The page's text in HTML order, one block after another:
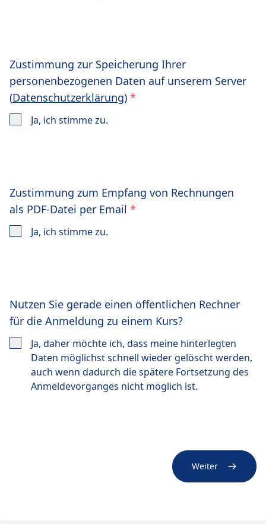
Zustimmung zur Speicherung Ihrer
personenbezogenen Daten auf unserem Server
(Datenschutzerklärung) *
Ja, ich stimme zu.
Zustimmung zum Empfang von Rechnungen
als PDF-Datei per Email *
Ja, ich stimme zu.
Nutzen Sie gerade einen öffentlichen Rechner
für die Anmeldung zu einem Kurs?
Ja, daher möchte ich, dass meine hinterlegten
Daten möglichst schnell wieder gelöscht werden,
auch wenn dadurch die spätere Fortsetzung des
Anmeldevorganges nicht möglich ist.
Weiter